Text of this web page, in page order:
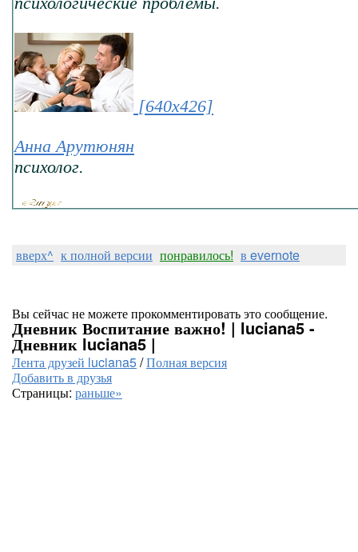
[640x426]
Анна Арутюнян
психолог.
вверх^ к полной версии понравилось! в evernote
Вы сейчас не можете прокомментировать это сообщение.
Дневник Воспитание важно! | luciana5 -
Дневник luciana5 |
Лента друзей luciana5/Полная версия
Добавить в друзья
Страницы: раньше»